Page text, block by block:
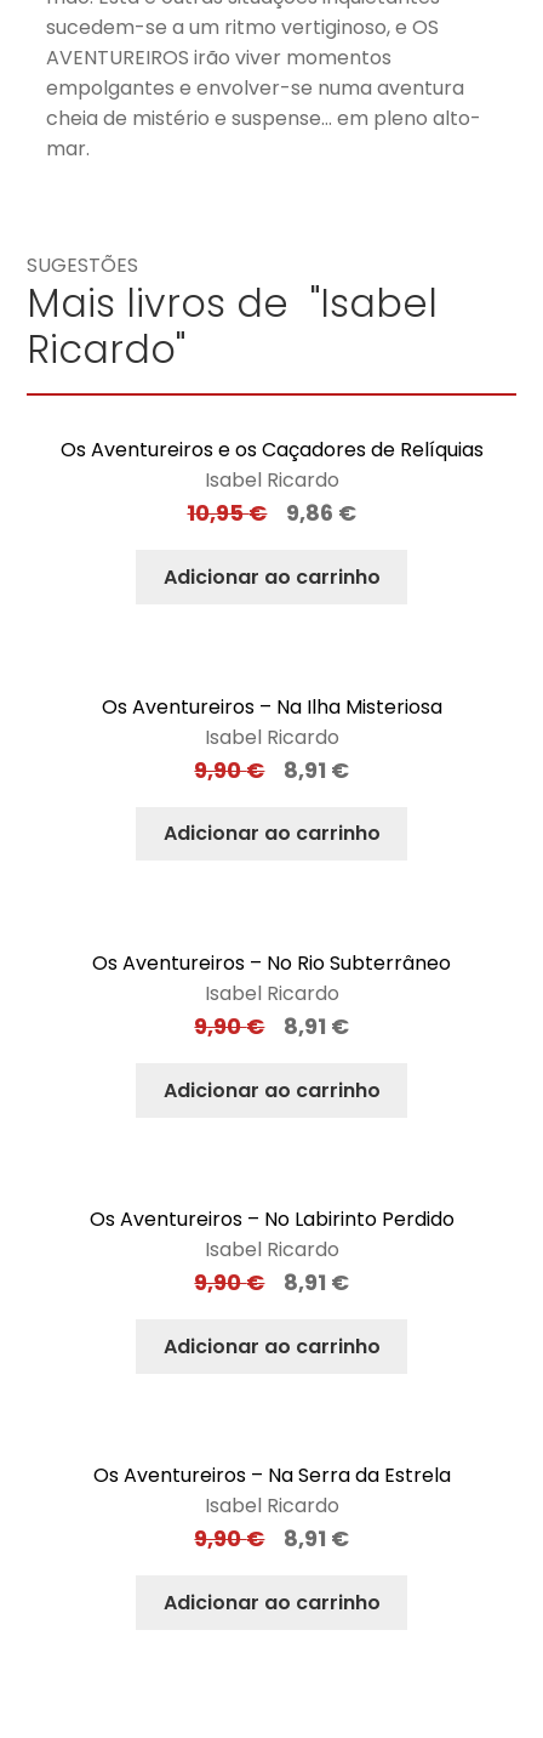
sucedem-se a um ritmo vertiginoso, e OS
AVENTUREIROS irão viver momentos
empolgantes e envolver-se numa aventura
cheia de mistério e suspense… em pleno alto-
mar.
SUGESTÕES
Mais livros de "Isabel
Ricardo"
Os Aventureiros e os Caçadores de Relíquias
Isabel Ricardo
10,95€ 9,86 €
Adicionar ao carrinho
Os Aventureiros – Na Ilha Misteriosa
Isabel Ricardo
9,90€ 8,91 €
Adicionar ao carrinho
Os Aventureiros – No Rio Subterrâneo
Isabel Ricardo
9,90€ 8,91 €
Adicionar ao carrinho
Os Aventureiros – No Labirinto Perdido
Isabel Ricardo
9,90€ 8,91 €
Adicionar ao carrinho
Os Aventureiros – Na Serra da Estrela
Isabel Ricardo
9,90€ 8,91 €
Adicionar ao carrinho